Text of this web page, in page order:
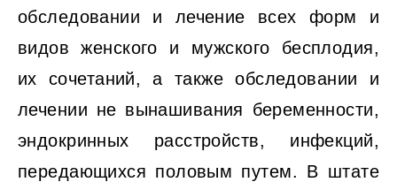
обследовании и лечение всех форм и
видов женского и мужского бесплодия,
их сочетаний, а также обследовании и
лечении не вынашивания беременности,
эндокринных расстройств, инфекций,
передающихся половым путем. В штате